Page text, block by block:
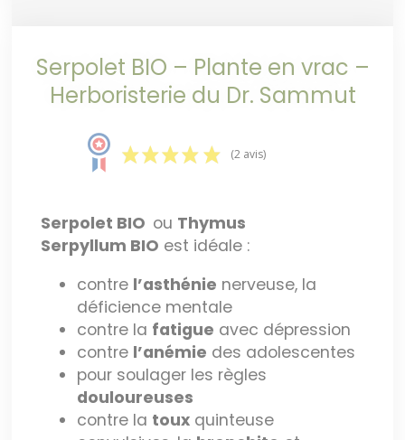
Serpolet BIO – Plante en vrac –
Herboristerie du Dr. Sammut
(2 avis)
Serpolet BIO ou Thymus
Serpyllum BIO est idéale :
contre l’asthénie nerveuse, la
déficience mentale
contre la fatigue avec dépression
contre l’anémie des adolescentes
pour soulager les règles
douloureuses
contre la touxquinteuse